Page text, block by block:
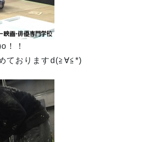
！！
ておりますd(≧∀≦*)